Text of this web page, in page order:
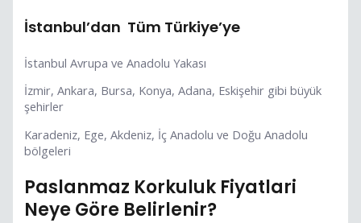
İstanbul’dan Tüm Türkiye’ye
İstanbul Avrupa ve Anadolu Yakası
İzmir, Ankara, Bursa, Konya, Adana, Eskişehir gibi büyük
şehirler
Karadeniz, Ege, Akdeniz, İç Anadolu ve Doğu Anadolu
bölgeleri
Paslanmaz Korkuluk Fiyatlari
Neye Göre Belirlenir?